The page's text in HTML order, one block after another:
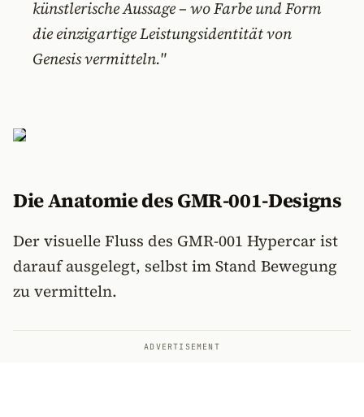
künstlerische Aussage – wo Farbe und Form
die einzigartige Leistungsidentität von
Genesis vermitteln."
Die Anatomie des GMR-001-Designs
Der visuelle Fluss des GMR-001 Hypercar ist
darauf ausgelegt, selbst im Stand Bewegung
zu vermitteln.
ADVERTISEMENT